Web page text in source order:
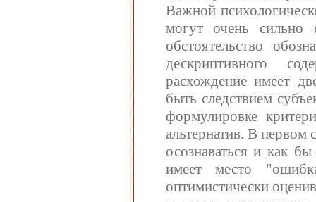
Важной
могут очень сильно
обстоятельство
дескриптивного
расхождение имеет
быть следствием
формулировке
альтернатив. В первом
осознаваться и как
имеет место
оптимистически